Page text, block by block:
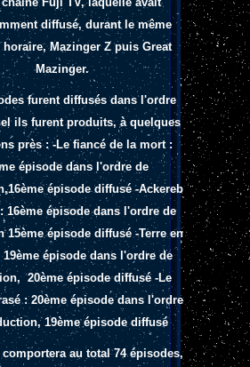
diffusé, durant le même
horaire, Mazinger Z puis Great
Mazinger.
furent diffusés dans l'ordre
ils furent produits, à quelques
près :-Le fiancé de la mort :
épisode dans l'ordre de
épisode diffusé -Ackereb
16ème épisode dans l'ordre de
15ème épisode diffusé -Terre en
19ème épisode dans l'ordre de
20ème épisode diffusé -Le
: 20ème épisode dans l'ordre
19ème épisode diffusé
au total 74 épisodes,